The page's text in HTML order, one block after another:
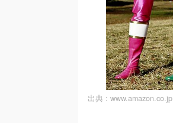
出典 : www.amazon.co.jp